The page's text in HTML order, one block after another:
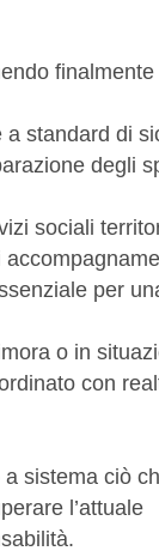
standard di
degli
sociali
per
o in
con
sistema ciò
l’attuale